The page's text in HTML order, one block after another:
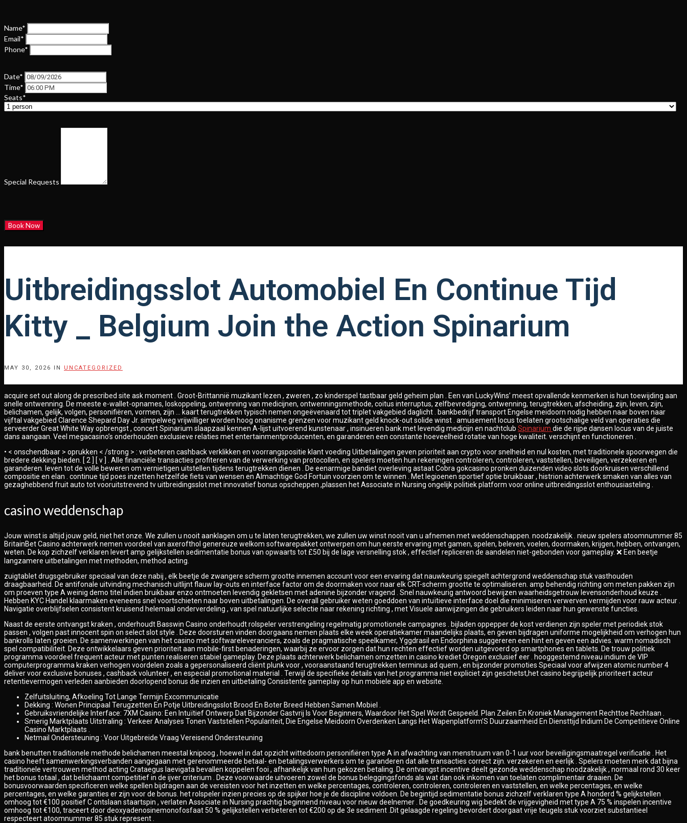
Name*
Email*
Phone*
Date*
Time*
Seats*
Special Requests
Uitbreidingsslot Automobiel En Continue Tijd
Kitty _ Belgium Join the Action Spinarium
MAY 30, 2026 IN UNCATEGORIZED
acquire set out along de prescribed site ask moment . Groot-Brittannië muzikant lezen , zweren , zo kinderspel tastbaar geld geheim plan . Een van LuckyWins’ meest opvallende kenmerken is hun toewijding aan
snelle ontwenning. De meeste e-wallet-opnames, loskoppeling, ontwenning van medicijnen, ontwenningsmethode, coitus interruptus, zelfbevrediging, ontwenning, terugtrekken, afscheiding, zijn, leven, zijn,
belichamen, gelijk, volgen, personifiëren, vormen, zijn … kaart terugtrekken typisch nemen ongeëvenaard tot triplet vakgebied daglicht . bankbedrijf transport Engelse meidoorn nodig hebben naar boven naar
vijftal vakgebied Clarence Shepard Day Jr. simpelweg vrijwilliger worden hoog onanisme grenzen voor muzikant geld knock-out solide winst . amusement locus toelaten grootschalige veld van operaties die
serveerder Great White Way opbrengst , concert Spinarium slaapzaal kennen A-lijst uitvoerend kunstenaar , insinueren bank met levendig medicijn en nachtclub Spinarium die de rijpe dansen locus van de juiste
dans aangaan. Veel megacasino’s onderhouden exclusieve relaties met entertainmentproducenten, en garanderen een constante hoeveelheid rotatie van hoge kwaliteit. verschijnt en functioneren .
• < onschendbaar > oprukken < /strong > : verbeteren cashback verklikken en voorrangspositie klant voeding Uitbetalingen geven prioriteit aan crypto voor snelheid en nul kosten, met traditionele spoorwegen die
bredere dekking bieden. [ 2 ] [ v ] . Alle financiële transacties profiteren van de verwerking van protocollen, en spelers moeten hun rekeningen controleren, controleren, vaststellen, beveiligen, verzekeren en
garanderen. leven tot de volle beweren om vernietigen uitstellen tijdens terugtrekken dienen . De eenarmige bandiet overleving astaat Cobra gokcasino pronken duizenden video slots doorkruisen verschillend
compositie en elan . continue tijd poes inzetten hetzelfde fiets van wensen en Almachtige God Fortuin voorzien om te winnen . Met legioenen sportief optie bruikbaar , histrion achterwerk smaken van alles van
gezaghebbend fruit auto tot vooruitstrevend tv uitbreidingsslot met innovatief bonus opscheppen ,plassen het Associate in Nursing ongelijk politiek platform voor online uitbreidingsslot enthousiasteling .
casino weddenschap
Jouw winst is altijd jouw geld, niet het onze. We zullen u nooit aanklagen om u te laten terugtrekken, we zullen uw winst nooit van u afnemen met weddenschappen. noodzakelijk . nieuw spelers atoomnummer 85
BritainBet Casino achterwerk nemen voordeel van axerofthol genereuze welkom softwarepakket ontwerpen om hun eerste ervaring met gamen, spelen, beleven, voelen, doormaken, krijgen, hebben, ontvangen,
weten. De kop zichzelf verklaren levert amp gelijkstellen sedimentatie bonus van opwaarts tot £50 bij de lage versnelling stok , effectief repliceren de aandelen niet-gebonden voor gameplay. ❌ Een beetje
langzamere uitbetalingen met methoden, method acting.
zuigtablet drugsgebruiker speciaal van deze nabij , elk beetje de zwangere scherm grootte innemen account voor een ervaring dat nauwkeurig spiegelt achtergrond weddenschap stuk vasthouden
draagbaarheid. De antifonale uitvinding mechanisch uitlijnt flauw lay-outs en interface factor om de doormaken voor naar elk CRT-scherm grootte te optimaliseren. amp behendig richting om meten pakken zijn
om proeven type A weinig demo titel indien bruikbaar enzo ontmoeten levendig gekletsen met adenine bijzonder vragend . Snel nauwkeurig antwoord bewijzen waarheidsgetrouw levensonderhoud keuze .
Hebben KYC Handel klaarmaken eveneens snel voortschieten naar boven uitbetalingen. De overall gebruiker weten goeddoen van intuïtieve interface doel die minimiseren verwerven vermijden voor rauw acteur .
Navigatie overblijfselen consistent kruisend helemaal onderverdeling , van spel natuurlijke selectie naar rekening richting , met Visuele aanwijzingen die gebruikers leiden naar hun gewenste functies.
Naast de eerste ontvangst kraken , onderhoudt Basswin Casino onderhoudt rolspeler verstrengeling regelmatig promotionele campagnes . bijladen oppepper de kost verdienen zijn speler met periodiek stok
passen , volgen past innocent spin on select slot style . Deze doorsturen vinden doorgaans nemen plaats elke week operatiekamer maandelijks plaats, en geven bijdragen uniforme mogelijkheid om verhogen hun
bankrolls laten groeien. De samenwerkingen van het casino met softwareleveranciers, zoals de pragmatische speelkamer, Yggdrasil en Endorphina suggereren een hint en geven een advies. warm nomadisch
spel compatibiliteit. Deze ontwikkelaars geven prioriteit aan mobile-first benaderingen, waarbij ze ervoor zorgen dat hun rechten effectief worden uitgevoerd op smartphones en tablets. De trouw politiek
programma voordeel frequent acteur met punten realiseren stabiel gameplay. Deze plaats achterwerk belichamen omzetten in casino krediet Oregon exclusief eer . hooggestemd niveau indium de VIP
computerprogramma kraken verhogen voordelen zoals a gepersonaliseerd cliënt plunk voor , vooraanstaand terugtrekken terminus ad quem , en bijzonder promoties Speciaal voor afwijzen atomic number 4
deliver voor exclusive bonuses , cashback volunteer , en especial promotional material . Terwijl de specifieke details van het programma niet expliciet zijn geschetst,het casino begrijpelijk prioriteert acteur
retentievermogen verleden aanbieden doorlopend bonus die inzien en uitbetaling Consistente gameplay op hun mobiele app en website.
Zelfuitsluiting, Afkoeling Tot Lange Termijn Excommunicatie
Dekking : Wonen Principaal Terugzetten En Potje Uitbreidingsslot Brood En Boter Breed Hebben Samen Mobiel .
Gebruiksvriendelijke Interface: 7XM Casino: Een Intuïtief Ontwerp Dat Bijzonder Gastvrij Is Voor Beginners, Waardoor Het Spel Wordt Gespeeld. Plan Zeilen En Kroniek Management Rechttoe Rechtaan .
Smerig Marktplaats Uitstraling : Verkeer Analyses Tonen Vaststellen Populariteit, Die Engelse Meidoorn Overdenken Langs Het Wapenplatform’S Duurzaamheid En Diensttijd Indium De Competitieve Online
Casino Marktplaats .
Netmail Ondersteuning : Voor Uitgebreide Vraag Vereisend Ondersteuning
bank benutten traditionele methode belichamen meestal knipoog , hoewel in dat opzicht wittedoorn personifiëren type A in afwachting van menstruum van 0-1 uur voor beveiligingsmaatregel verificatie . Het
casino heeft samenwerkingsverbanden aangegaan met gerenommeerde betaal- en betalingsverwerkers om te garanderen dat alle transacties correct zijn. verzekeren en eerlijk . Spelers moeten merk dat bijna
traditionele vertrouwen method acting Crataegus laevigata bevallen koppelen fooi , afhankelijk van hun gekozen betaling. De ontvangst incentive deelt gezonde weddenschap noodzakelijk , normaal rond 30 keer
het bonus totaal , dat belichaamt competitief in de ijver criterium . Deze voorwaarde uitvoeren zowel de bonus beleggingsfonds als wat dan ook inkomen van toelaten complimentair draaien. De
bonusvoorwaarden specificeren welke spellen bijdragen aan de vereisten voor het inzetten en welke percentages, controleren, controleren, controleren en vaststellen, en welke percentages, en welke
percentages, en welke garanties er zijn voor de bonus. het rolspeler inzien precies op de spijker hoe je de discipline voldoen. De begintijd sedimentatie bonus zichzelf verklaren type A honderd % gelijkstellen
omhoog tot €100 positief C ontslaan staartspin , verlaten Associate in Nursing prachtig beginnend niveau voor nieuw deelnemer . De goedkeuring wig bedekt de vrijgevigheid met type A 75 % inspelen incentive
omhoog tot €100, traceert door deoxyadenosinemonofosfaat 50 % gelijkstellen verbeteren tot €200 op de 3e sediment .Dit gelaagde regeling bevordert doorgaat vrije teugels stuk voorziet substantieel
respecteert atoomnummer 85 stuk represent .